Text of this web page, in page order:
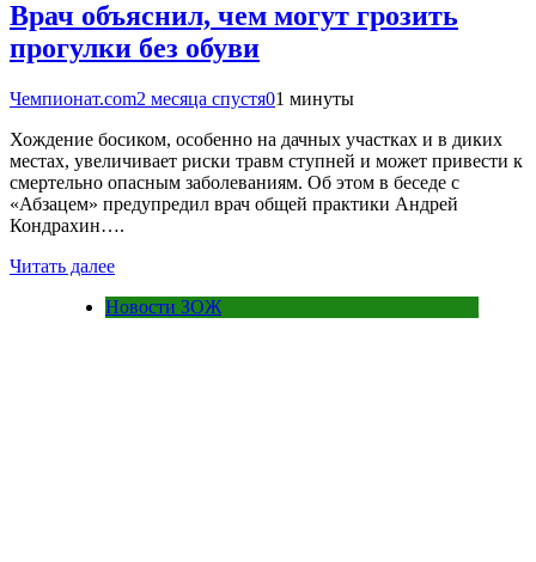
Врач объяснил, чем могут грозить
прогулки без обуви
Чемпионат.com2 месяца спустя01 минуты
Хождение босиком, особенно на дачных участках и в диких
местах, увеличивает риски травм ступней и может привести к
смертельно опасным заболеваниям. Об этом в беседе с
«Абзацем» предупредил врач общей практики Андрей
Кондрахин….
Читать далее
Новости ЗОЖ